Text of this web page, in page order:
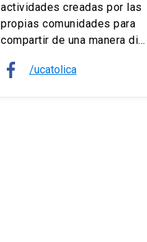
actividades creadas por las
propias comunidades para
compartir de una manera di...
/ucatolica